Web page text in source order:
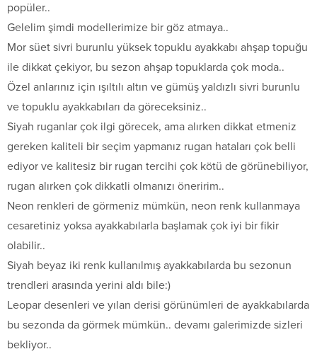
popüler..
Gelelim şimdi modellerimize bir göz atmaya..
Mor süet sivri burunlu yüksek topuklu ayakkabı ahşap topuğu
ile dikkat çekiyor, bu sezon ahşap topuklarda çok moda..
Özel anlarınız için ışıltılı altın ve gümüş yaldızlı sivri burunlu
ve topuklu ayakkabıları da göreceksiniz..
Siyah ruganlar çok ilgi görecek, ama alırken dikkat etmeniz
gereken kaliteli bir seçim yapmanız rugan hataları çok belli
ediyor ve kalitesiz bir rugan tercihi çok kötü de görünebiliyor,
rugan alırken çok dikkatli olmanızı öneririm..
Neon renkleri de görmeniz mümkün, neon renk kullanmaya
cesaretiniz yoksa ayakkabılarla başlamak çok iyi bir fikir
olabilir..
Siyah beyaz iki renk kullanılmış ayakkabılarda bu sezonun
trendleri arasında yerini aldı bile:)
Leopar desenleri ve yılan derisi görünümleri de ayakkabılarda
bu sezonda da görmek mümkün.. devamı galerimizde sizleri
bekliyor..